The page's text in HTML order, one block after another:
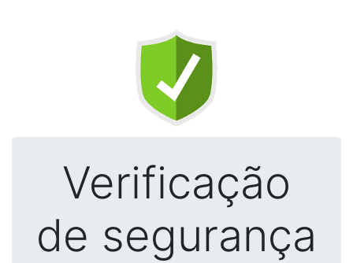
Verificação
de segurança